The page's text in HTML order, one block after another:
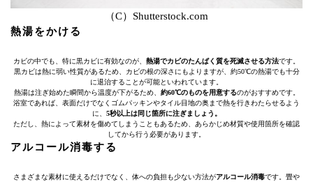
（C）Shutterstock.com
熱湯をかける
カビの中でも、特に黒カビに有効なのが、 熱湯でカビのたんぱく質を死滅させる方法です。
黒カビは熱に弱い性質があるため、カビの根の深さにもよりますが、約50℃の熱湯でも十分
に退治することが可能といわれています。
熱湯は注ぎ始めた瞬間から温度が下がるため、 約60℃のものを用意するのがおすすめです。
浴室であれば、表面だけでなくゴムパッキンやタイル目地の奥まで熱を行きわたらせるよう
に、 5秒以上は同じ箇所に注ぎましょう。
ただし、熱によって素材を傷めてしまうこともあるため、あらかじめ材質や使用箇所を確認
してから行う必要があります。
アルコール消毒する
さまざまな素材に使えるだけでなく、体への負担も少ない方法がアルコール消毒です。畳や